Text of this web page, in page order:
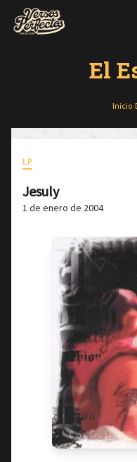
El
Inicio/
LP
Jesuly
1 de enero de 2004